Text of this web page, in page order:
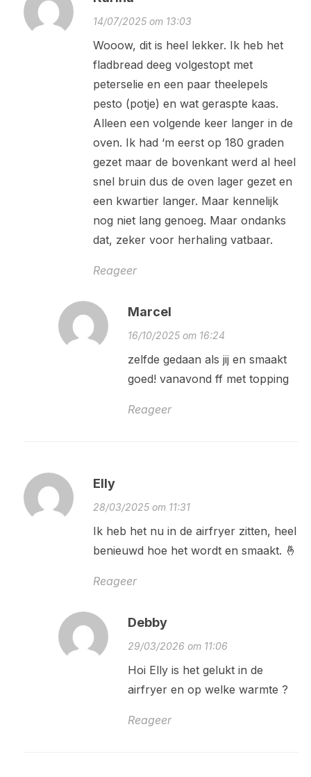
14/07/2025 om 13:03
Wooow, dit is heel lekker. Ik heb het
fladbread deeg volgestopt met
peterselie en een paar theelepels
pesto (potje) en wat geraspte kaas.
Alleen een volgende keer langer in de
oven. Ik had ‘m eerst op 180 graden
gezet maar de bovenkant werd al heel
snel bruin dus de oven lager gezet en
een kwartier langer. Maar kennelijk
nog niet lang genoeg. Maar ondanks
dat, zeker voor herhaling vatbaar.
Reageer
Marcel
16/10/2025 om 16:24
zelfde gedaan als jij en smaakt
goed! vanavond ff met topping
Reageer
Elly
28/03/2025 om 11:31
Ik heb het nu in de airfryer zitten, heel
benieuwd hoe het wordt en smaakt. 🤞
Reageer
Debby
29/03/2026 om 11:06
Hoi Elly is het gelukt in de
airfryer en op welke warmte ?
Reageer